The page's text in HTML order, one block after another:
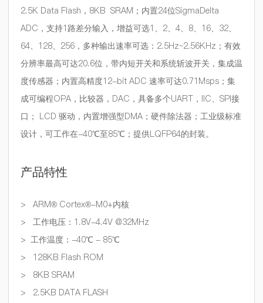
2.5K Data Flash，8KB SRAM；内置24位SigmaDelta
ADC，支持1路差分输入，增益可选1、2、4、8、16、32、
64、128、256，多种输出速率可选：2.5Hz~2.56KHz；有效
分辨率最高可达20.6位，带内短开关和系统斩波开关，集成温
度传感器；内置高精度12-bit ADC 速率可达0.71Msps；集
成可编程OPA，比较器，DAC，具备多个UART，IIC、SPI接
口； LCD 驱动，内置增强型DMA；硬件除法器；工业级标准
设计，可工作在-40℃至85℃；提供LQFP64的封装。
产品特性
> ARM® Cortex®-M0+内核
> 工作电压： 1.8V-4.4V @32MHz
> 工作温度： -40℃ - 85℃
> 128KB Flash ROM
> 8KB SRAM
> 2.5KB DATA FLASH